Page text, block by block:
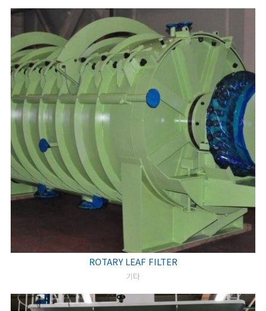
ROTARY LEAF FILTER
기타